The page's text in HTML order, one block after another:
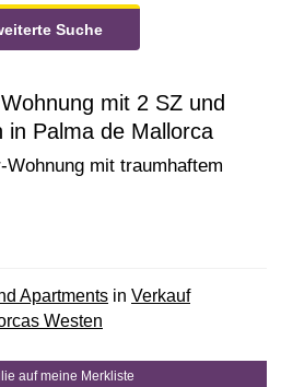
Suche
mit 2 SZ und
in Palma de Mallorca
mit traumhaftem
Apartments in Verkauf
Westen
auf meine Merkliste